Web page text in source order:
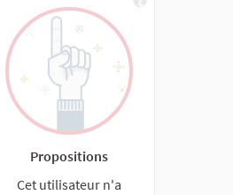
Propositions
Cet utilisateur n'a